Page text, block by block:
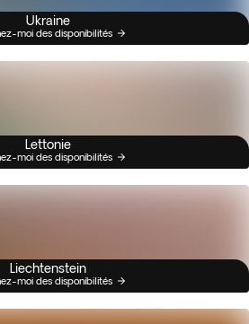
Ukraine
moi des disponibilités
Lettonie
moi des disponibilités
Liechtenstein
moi des disponibilités